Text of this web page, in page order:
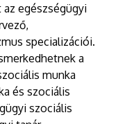
az egészségügyi
specializációi.
a
munka
és szociális
szociális